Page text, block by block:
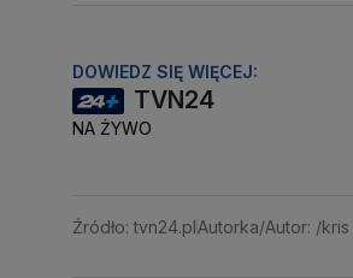
DOWIEDZ SIĘ WIĘCEJ:
TVN24
NA ŻYWO
Źródło: tvn24.plAutorka/Autor: /kris